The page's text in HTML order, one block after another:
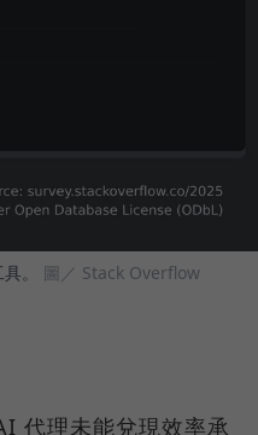
。 圖／ Stack Overflow
代理未能兌現效率承